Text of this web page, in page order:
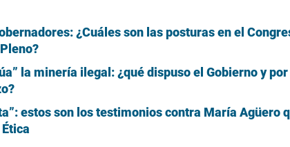
¿Cuáles son las posturas en el
la minería ilegal: ¿qué dispuso el Gobierno y por
estos son los testimonios contra María Agüero